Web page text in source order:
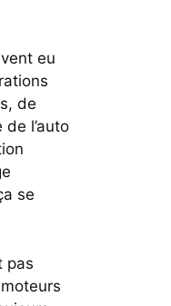
eu
de
l’auto
se
pas